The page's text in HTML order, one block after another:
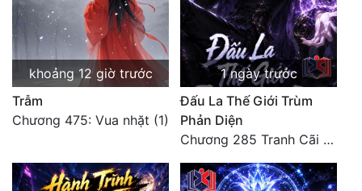
Quân Sự
Sảng Văn
Sắc
Sủng
Tiên Hiệp
khoảng 12 giờ trước
Trẫm
Chương 475: Vua nhặt (1)
1 ngày trước
Đấu La Thế Giới Trùm
Phản Diện
Chương 285 Tranh Cãi Giữa Sư Đồ